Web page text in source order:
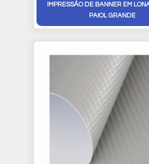
IMPRESSÃO DE BANNER EM
PAIOL GRANDE